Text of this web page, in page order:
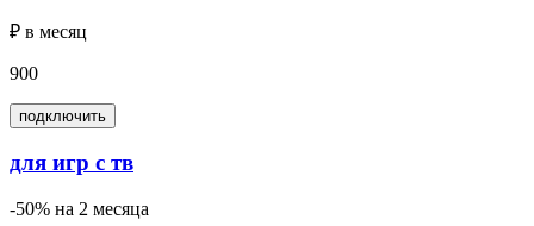
₽ в месяц
900
подключить
для игр с тв
-50% на 2 месяца